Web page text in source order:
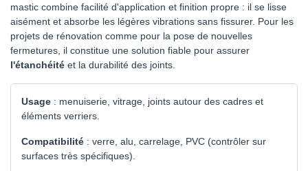
mastic combine facilité d'application et finition propre : il se lisse
aisément et absorbe les légères vibrations sans fissurer. Pour les
projets de rénovation comme pour la pose de nouvelles
fermetures, il constitue une solution fiable pour assurer
l'étanchéité et la durabilité des joints.
Usage : menuiserie, vitrage, joints autour des cadres et
éléments verriers.
Compatibilité : verre, alu, carrelage, PVC (contrôler sur
surfaces très spécifiques).